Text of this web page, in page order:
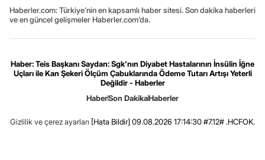
Haberler.com: Türkiye’nin en kapsamlı haber sitesi. Son dakika haberleri
ve en güncel gelişmeler Haberler.com’da.
Haber: Teis Başkanı Saydan: Sgk'nın Diyabet Hastalarının İnsülin İğne
Uçları ile Kan Şekeri Ölçüm Çabuklarında Ödeme Tutarı Artışı Yeterli
Değildir - Haberler
HaberSon DakikaHaberler
Gizlilik ve çerez ayarları [Hata Bildir] 09.08.2026 17:14:30 #7.12# .HCFOK.